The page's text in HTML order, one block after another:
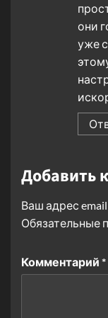
они
уже
Добавить
Ваш адрес
Обязательные
Комментарий *